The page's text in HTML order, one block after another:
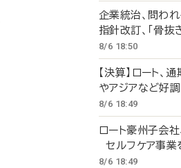
企業統治、問わ
指針改訂、「骨抜
8/6 18:50
【決算】ロート
やアジアなど好調
8/6 18:49
ロート豪州子会
セルフケア事業
8/6 18:49